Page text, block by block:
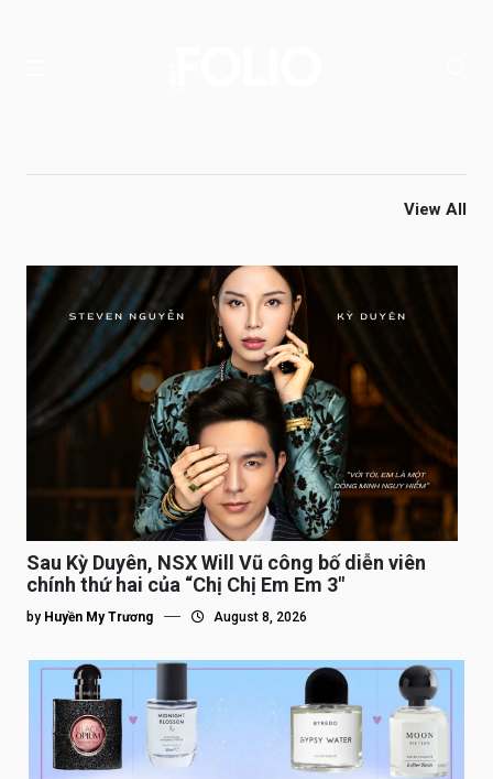
View All
Sau Kỳ Duyên, NSX Will Vũ công bố diễn viên
chính thứ hai của “Chị Chị Em Em 3″
by Huyền My Trương August 8, 2026